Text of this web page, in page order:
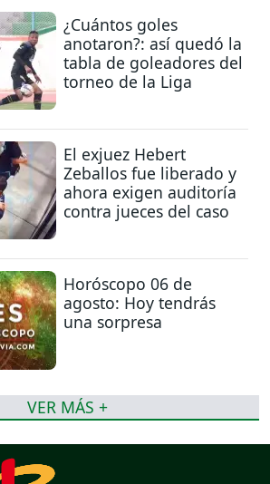
¿Cuántos goles
anotaron?: así quedó la
tabla de goleadores del
torneo de la Liga
El exjuez Hebert
Zeballos fue liberado y
ahora exigen auditoría
contra jueces del caso
Horóscopo 06 de
agosto: Hoy tendrás
una sorpresa
VER MÁS +